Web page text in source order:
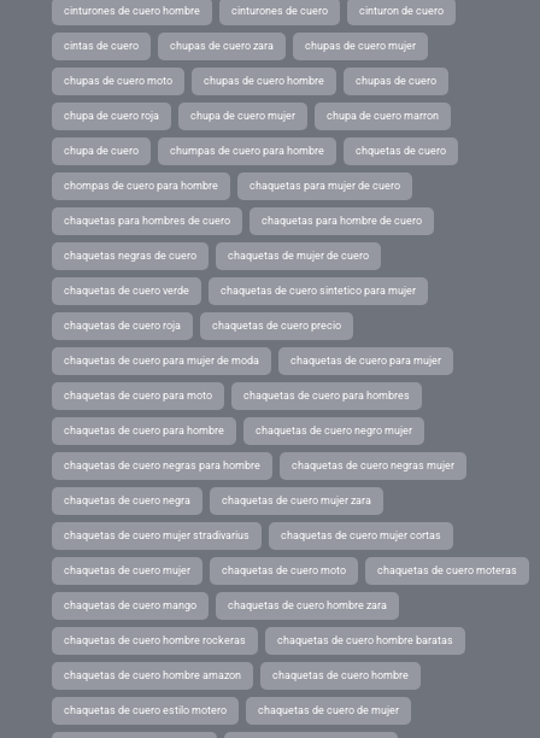
cinturones de cuero hombre cinturones de cuero cinturon de cuero
cintas de cuero chupas de cuero zara chupas de cuero mujer
chupas de cuero moto chupas de cuero hombre chupas de cuero
chupa de cuero roja chupa de cuero mujer chupa de cuero marron
chupa de cuero chumpas de cuero para hombre chquetas de cuero
chompas de cuero para hombre chaquetas para mujer de cuero
chaquetas para hombres de cuero chaquetas para hombre de cuero
chaquetas negras de cuero chaquetas de mujer de cuero
chaquetas de cuero verde chaquetas de cuero sintetico para mujer
chaquetas de cuero roja chaquetas de cuero precio
chaquetas de cuero para mujer de moda chaquetas de cuero para mujer
chaquetas de cuero para moto chaquetas de cuero para hombres
chaquetas de cuero para hombre chaquetas de cuero negro mujer
chaquetas de cuero negras para hombre chaquetas de cuero negras mujer
chaquetas de cuero negra chaquetas de cuero mujer zara
chaquetas de cuero mujer stradivarius chaquetas de cuero mujer cortas
chaquetas de cuero mujer chaquetas de cuero moto chaquetas de cuero moteras
chaquetas de cuero mango chaquetas de cuero hombre zara
chaquetas de cuero hombre rockeras chaquetas de cuero hombre baratas
chaquetas de cuero hombre amazon chaquetas de cuero hombre
chaquetas de cuero estilo motero chaquetas de cuero de mujer